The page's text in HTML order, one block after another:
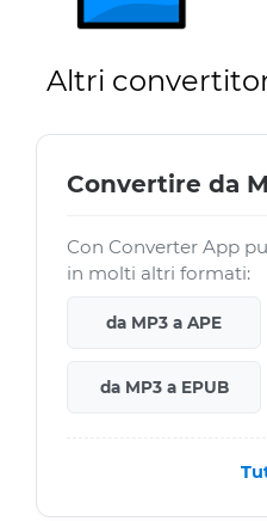
Altri
Convertire da
Con Converter App
in molti altri formati:
da MP3 a APE
da MP3 a EPUB